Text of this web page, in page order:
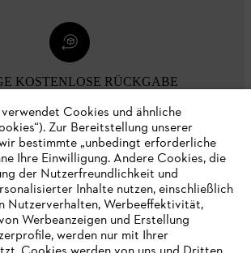
KOSTENLOSE RÜCKGABE
Zahlungsmöglichkeiten
Cookies und ähnliche
Zur Bereitstellung unserer
bestimmte „unbedingt erforderliche
Ihre Einwilligung. Andere Cookies, die
der Nutzerfreundlichkeit und
Inhalte nutzen, einschließlich
Nutzerverhalten, Werbeeffektivität,
Werbeanzeigen und Erstellung
werden nur mit Ihrer